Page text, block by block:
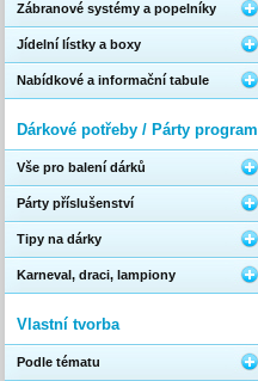
Zábranové systémy a popelníky
Jídelní lístky a boxy
Nabídkové a informační tabule
Dárkové potřeby / Párty program
Vše pro balení dárků
Párty příslušenství
Tipy na dárky
Karneval, draci, lampiony
Vlastní tvorba
Podle tématu